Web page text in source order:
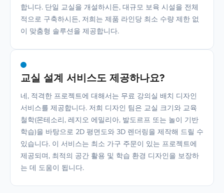
합니다. 단일 교실을 개설하시든, 대규모 보육 시설을 전체
적으로 구축하시든, 저희는 제품 라인당 최소 수량 제한 없
이 맞춤형 솔루션을 제공합니다.
교실 설계 서비스도 제공하나요?
네, 적격한 프로젝트에 대해서는 무료 강의실 배치 디자인
서비스를 제공합니다. 저희 디자인 팀은 교실 크기와 교육
철학(몬테소리, 레지오 에밀리아, 발도르프 또는 놀이 기반
학습)을 바탕으로 2D 평면도와 3D 렌더링을 제작해 드릴 수
있습니다. 이 서비스는 최소 가구 주문이 있는 프로젝트에
제공되며, 최적의 공간 활용 및 학습 환경 디자인을 보장하
는 데 도움이 됩니다.